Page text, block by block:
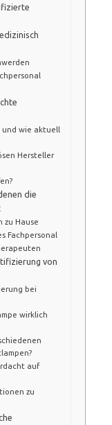
wie aktuell
Hersteller
die
zu Hause
Fachpersonal
von
bei
wirklich
auf
zu